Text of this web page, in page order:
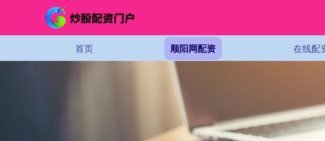
首页 顺阳网配资 在线配